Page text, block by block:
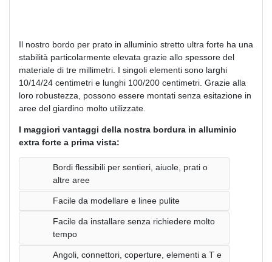
Il nostro bordo per prato in alluminio stretto ultra forte ha una
stabilità particolarmente elevata grazie allo spessore del
materiale di tre millimetri. I singoli elementi sono larghi
10/14/24 centimetri e lunghi 100/200 centimetri. Grazie alla
loro robustezza, possono essere montati senza esitazione in
aree del giardino molto utilizzate.
I maggiori vantaggi della nostra bordura in alluminio
extra forte a prima vista:
Bordi flessibili per sentieri, aiuole, prati o
altre aree
Facile da modellare e linee pulite
Facile da installare senza richiedere molto
tempo
Angoli, connettori, coperture, elementi a T e